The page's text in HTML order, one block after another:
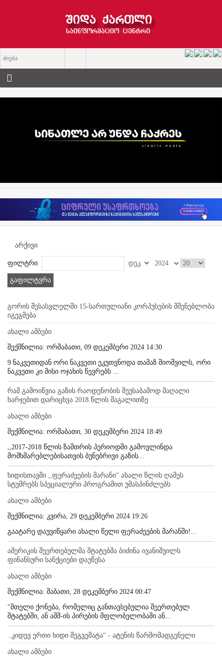
არქივი
ფილტრი
გაფილტვრა
გორის შესასვლელში 15-სართულიანი კორპუსების მშენებლობა
იგეგმება
ახალი ამბები
შექმნილია: ორშაბათი, 09 დეკემბერი 2024 14:30
9 ნაკვეთიდან ორი ნაკვეთი ეკუთვნოდა თამაზ შიოშვილს, ორი
ნაკვეთი კი მისი ოჯახის წევრებს ...
რამ გამოიწვია გაზის რაოდენობის შეუსაბამოდ მაღალი
ხარჯებით დარიცხვა 2018 წლის მაგალითზე
ახალი ამბები
შექმნილია: ორშაბათი, 30 დეკემბერი 2024 18:49
,,2017-2018 წლის ზამთრის პერიოდში გამოვლინდა
მომხმარებლებისათვის ბუნებრივი გაზის...
ხიდისთავში ,,ფერაძეების მარანი” ახალი წლის ღამეს
სტუმრებს სპეციალური პროგრამით უმასპინძლებს
ახალი ამბები
შექმნილია: კვირა, 29 დეკემბერი 2024 19:26
გაატარე დაუვიწყარი ახალი წელი ფერაძეების მარანში!...
ამერიკის შეერთებულმა შტატებმა ბიძინა ივანიშვილს
ფინანსური სანქციები დაუწესა
ახალი ამბები
შექმნილია: შაბათი, 28 დეკემბერი 2024 00:47
"მთელი ქონება, რომელიც განთავსებულია შეერთებულ
შტატებში, ან აშშ-ის პირების მფლობელობაში ან...
..კიდევ ერთი ხიდი შეგვემატა'' - ატენის წარმომადგენელი
ახალი ამბები